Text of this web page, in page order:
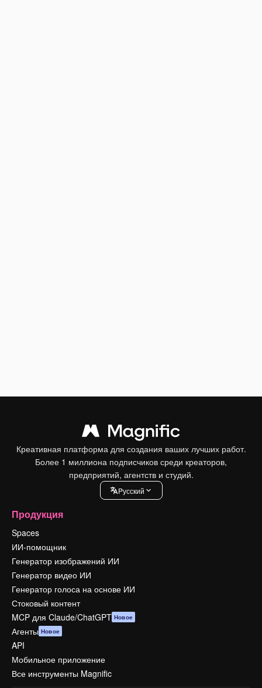
Креативная платформа для создания ваших лучших работ.
Более 1 миллиона подписчиков среди креаторов,
предприятий, агентств и студий.
Pусский
Продукция
Spaces
ИИ-помощник
Генератор изображений ИИ
Генератор видео ИИ
Генератор голоса на основе ИИ
Стоковый контент
MCP для Claude/ChatGPT Новое
Агенты Новое
API
Мобильное приложение
Все инструменты Magnific